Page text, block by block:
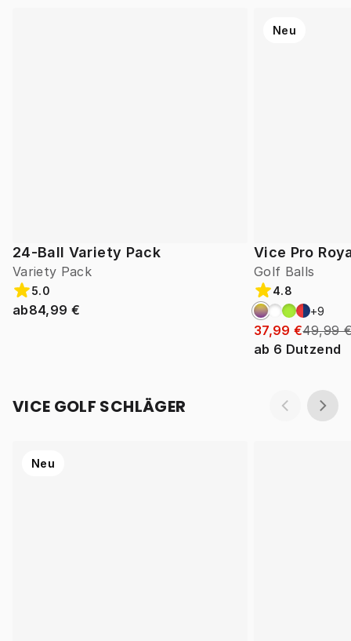
24-Ball Variety Pack
Variety Pack
5.0
ab84,99 €
Vice Pro
Golf Balls
Neu
4.8
+9
37,99 €49,99
ab 6 Dutzend
VICE GOLF SCHLÄGER
Neu